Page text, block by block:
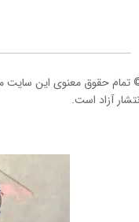
تمام حقوق معنوی این سایت
آزاد است.